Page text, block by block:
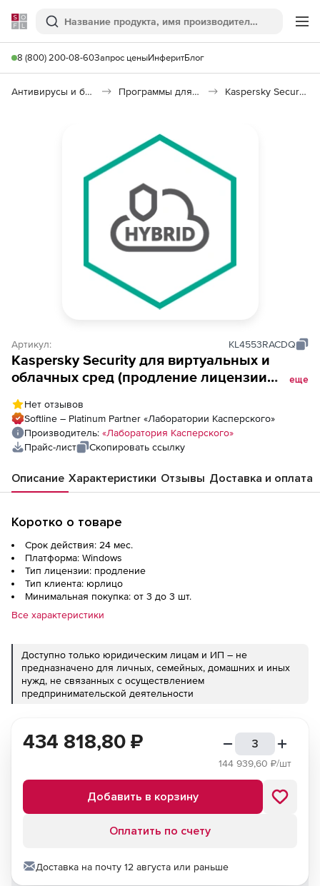
Softline
Поиск
8 (800) 200-08-60Запрос ценыИнферитБлог
Антивирусы и безопасность Программы для защиты информации Kaspersky Security для виртуальных и облачных сред
Артикул: KL4553RACDQ
Kaspersky Security для виртуальных и
облачных сред (продление лицензии
учреждений), Электронная лицензия на 2
года по количеству CPU
еще
Нет отзывов
Softline – Platinum Partner «Лаборатории Касперского»
Производитель: «Лаборатория Касперского»
Прайс-лист
Скопировать ссылку
Описание Характеристики Отзывы Доставка и оплата
Коротко о товаре
Срок действия: 24 мес.
Платформа: Windows
Тип лицензии: продление
Тип клиента: юрлицо
Минимальная покупка: от 3 до 3 шт.
Все характеристики
Доступно только юридическим лицам и ИП – не
предназначено для личных, семейных, домашних и иных
нужд, не связанных с осуществлением
предпринимательской деятельности
434 818,80 ₽
144 939,60 ₽/шт
Добавить в корзину
Оплатить по счету
Доставка на почту 12 августа или раньше